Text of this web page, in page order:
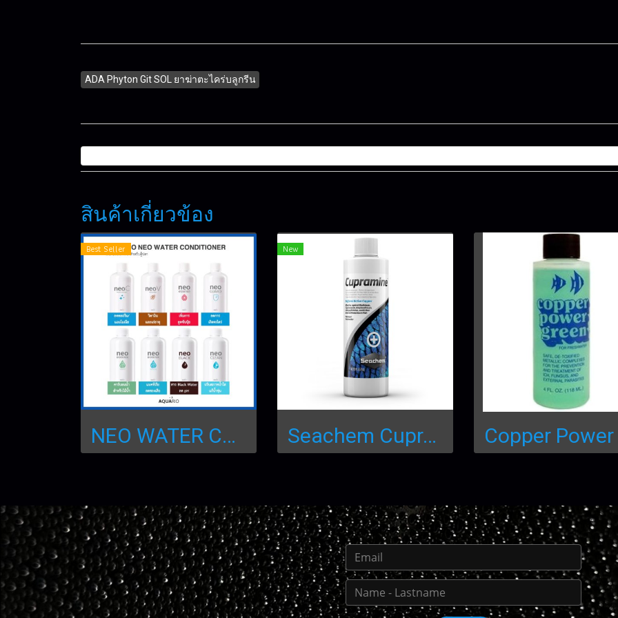
ADA Phyton Git SOL ยาฆ่าตะไคร่บลูกรีน
สินค้าเกี่ยวข้อง
Best Seller
NEO WATER CONDITIONER น้ำยาสำหรับปรับสภาพน้ำ
New
Seachem Cupramine